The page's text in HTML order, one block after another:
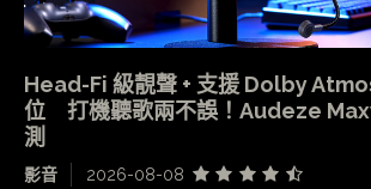
Head-Fi 級靚聲 + 支援 Dolby
位 打機聽歌兩不誤！Audeze
測
影音 2026-08-08